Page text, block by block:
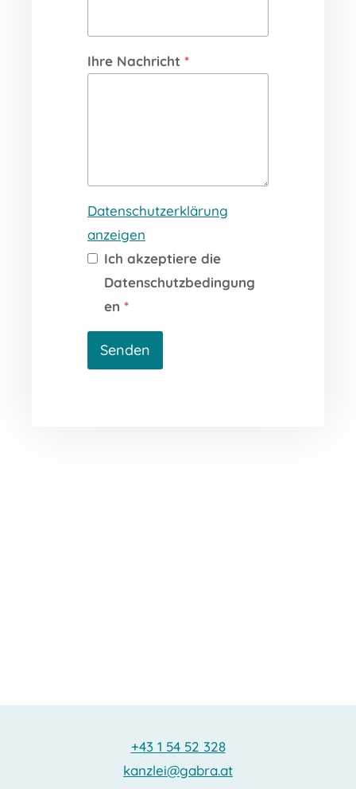
Ihre Nachricht *
Datenschutzerklärung
anzeigen
Ich akzeptiere die
Datenschutzbedingung
en *
Senden
+43 1 54 52 328
kanzlei@gabra.at